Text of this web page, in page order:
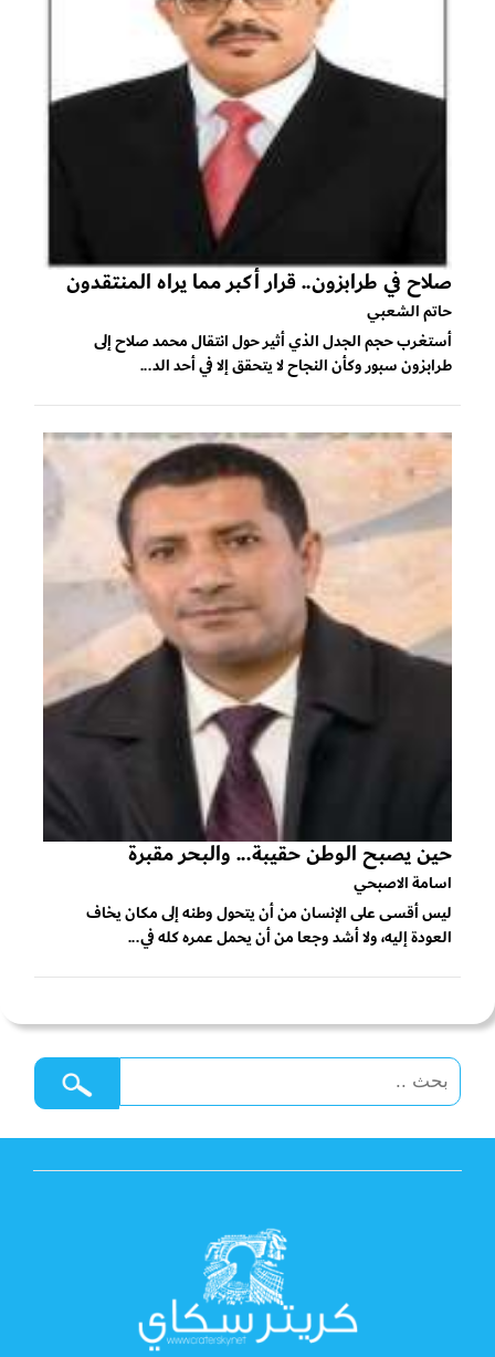
صلاح في طرابزون.. قرار أكبر مما يراه المنتقدون
حاتم الشعبي
أستغرب حجم الجدل الذي أثير حول انتقال محمد صلاح إلى
طرابزون سبور وكأن النجاح لا يتحقق إلا في أحد الد...
حين يصبح الوطن حقيبة... والبحر مقبرة
اسامة الاصبحي
ليس أقسى على الإنسان من أن يتحول وطنه إلى مكان يخاف
العودة إليه، ولا أشد وجعا من أن يحمل عمره كله في...